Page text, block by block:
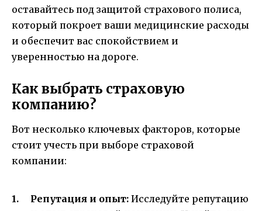
оставайтесь под защитой страхового полиса,
который покроет ваши медицинские расходы
и обеспечит вас спокойствием и
уверенностью на дороге.
Как выбрать страховую
компанию?
Вот несколько ключевых факторов, которые
стоит учесть при выборе страховой
компании:
Репутация и опыт: Исследуйте репутацию